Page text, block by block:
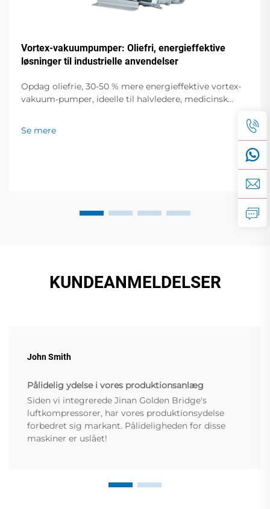
Vortex-vakuumpumper: Oliefri, energieffektive
løsninger til industrielle anvendelser
Opdag oliefrie, 30-50 % mere energieffektive vortex-
vakuum-pumper, ideelle til halvledere, medicinsk
Se mere
KUNDEANMELDELSER
John Smith
Pålidelig ydelse i vores produktionsanlæg
Siden vi integrerede Jinan Golden Bridge's
luftkompressorer, har vores produktionsydelse
forbedret sig markant. Pålideligheden for disse
maskiner er uslået!